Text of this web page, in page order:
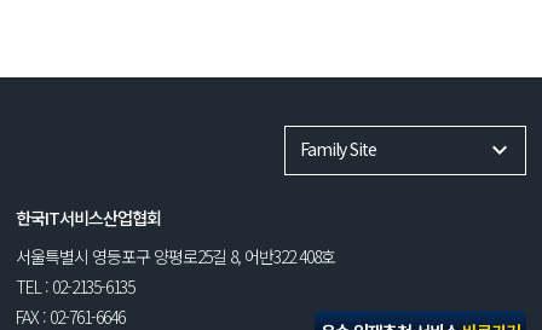
Family Site
한국IT서비스산업협회
서울특별시 영등포구 양평로25길 8, 어반322 408호
TEL : 02-2135-6135
FAX : 02-761-6646